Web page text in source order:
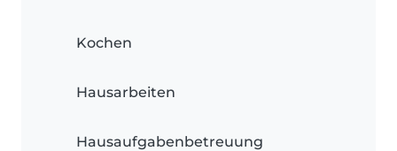
Kochen
Hausarbeiten
Hausaufgabenbetreuung